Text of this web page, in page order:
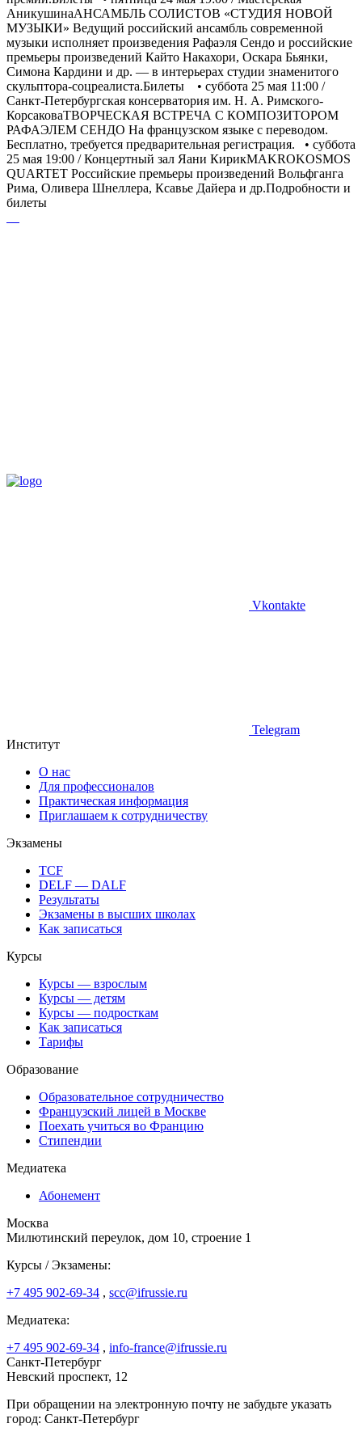
АникушинаАНСАМБЛЬ СОЛИСТОВ «СТУДИЯ НОВОЙ
МУЗЫКИ» Ведущий российский ансамбль современной
музыки исполняет произведения Рафаэля Сендо и российские
премьеры произведений Кайто Накахори, Оскара Бьянки,
Симона Кардини и др. — в интерьерах студии знаменитого
скульптора-соцреалиста.Билеты • суббота 25 мая 11:00 /
Санкт-Петербургская консерватория им. Н. А. Римского-
КорсаковаТВОРЧЕСКАЯ ВСТРЕЧА С КОМПОЗИТОРОМ
РАФАЭЛЕМ СЕНДО На французском языке с переводом.
Бесплатно, требуется предварительная регистрация. • суббота
25 мая 19:00 / Концертный зал Яани КирикMAKROKOSMOS
QUARTET Российские премьеры произведений Вольфганга
Рима, Оливера Шнеллера, Ксавье Дайера и др.Подробности и
билеты
Vkontakte
Telegram
Институт
О нас
Для профессионалов
Практическая информация
Приглашаем к сотрудничеству
Экзамены
TCF
DELF — DALF
Результаты
Экзамены в высших школах
Как записаться
Курсы
Курсы — взрослым
Курсы — детям
Курсы — подросткам
Как записаться
Тарифы
Образование
Образовательное сотрудничество
Французский лицей в Москве
Поехать учиться во Францию
Стипендии
Медиатека
Абонемент
Москва
Милютинский переулок, дом 10, строение 1
Курсы / Экзамены:
+7 495 902-69-34 , scc@ifrussie.ru
Медиатека:
+7 495 902-69-34 , info-france@ifrussie.ru
Санкт-Петербург
Невский проспект, 12
При обращении на электронную почту не забудьте указать
город: Санкт-Петербург